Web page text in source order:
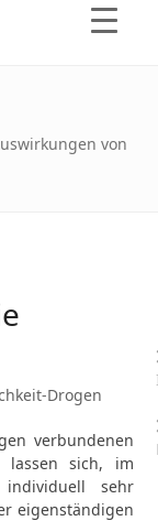
von
Drogen
verbundenen
lassen sich, im
sehr
eigenständigen